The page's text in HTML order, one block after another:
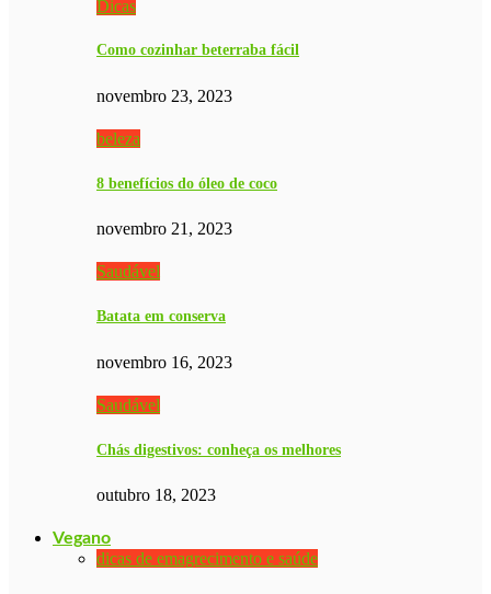
Dicas
Como cozinhar beterraba fácil
novembro 23, 2023
beleza
8 benefícios do óleo de coco
novembro 21, 2023
Saudável
Batata em conserva
novembro 16, 2023
Saudável
Chás digestivos: conheça os melhores
outubro 18, 2023
Vegano
dicas de emagrecimento e saúde